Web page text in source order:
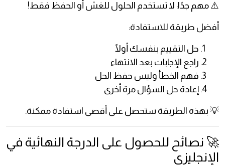
⚠️ مهم جدًا: لا تستخدم الحلول للغش أو الحفظ فقط!
أفضل طريقة للاستفادة:
حل التقييم بنفسك أولًا
راجع الإجابات بعد الانتهاء
فهم الخطأ وليس حفظ الحل
إعادة حل السؤال مرة أخرى
💡 بهذه الطريقة ستحصل على أقصى استفادة ممكنة.
🚀 نصائح للحصول على الدرجة النهائية في
الإنجليزي